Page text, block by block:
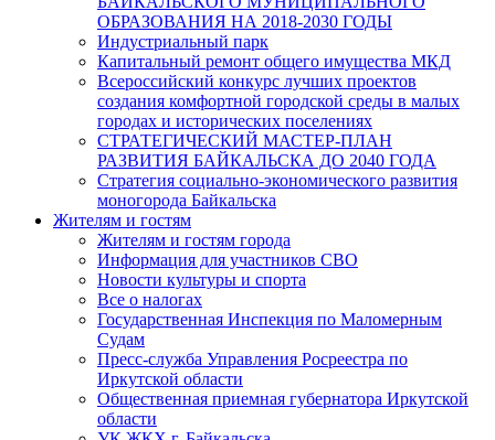
ОБРАЗОВАНИЯ НА 2018-2030 ГОДЫ
Индустриальный парк
Капитальный ремонт общего имущества МКД
Всероссийский конкурс лучших проектов
создания комфортной городской среды в малых
городах и исторических поселениях
СТРАТЕГИЧЕСКИЙ МАСТЕР-ПЛАН
РАЗВИТИЯ БАЙКАЛЬСКА ДО 2040 ГОДА
Стратегия социально-экономического развития
моногорода Байкальска
Жителям и гостям
Жителям и гостям города
Информация для участников СВО
Новости культуры и спорта
Все о налогах
Государственная Инспекция по Маломерным
Судам
Пресс-служба Управления Росреестра по
Иркутской области
Общественная приемная губернатора Иркутской
области